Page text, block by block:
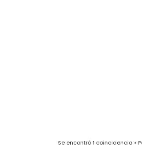
Se encontró 1 coincidencia •